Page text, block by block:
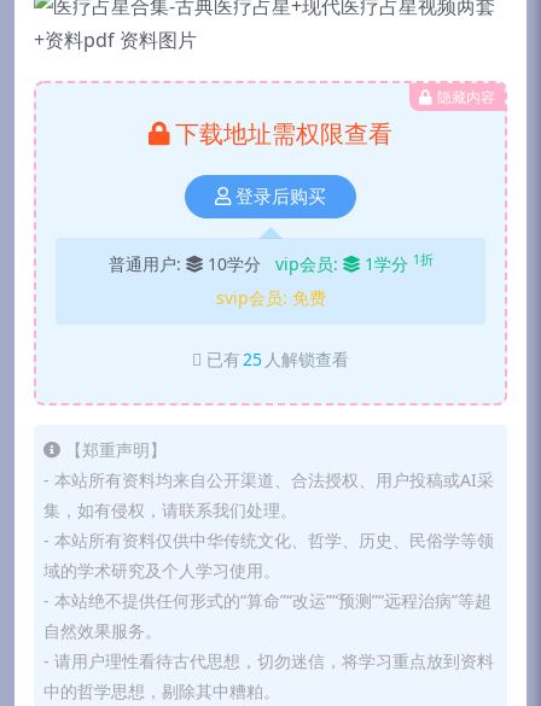
隐藏内容
下载地址需权限查看
登录后购买
普通用户: 10学分 vip会员: 1学分 1折
svip会员: 免费
已有25 人解锁查看
【郑重声明】
- 本站所有资料均来自公开渠道、合法授权、用户投稿或AI采
集，如有侵权，请联系我们处理。
- 本站所有资料仅供中华传统文化、哲学、历史、民俗学等领
域的学术研究及个人学习使用。
- 本站绝不提供任何形式的“算命”“改运”“预测”“远程治病”等超
自然效果服务。
- 请用户理性看待古代思想，切勿迷信，将学习重点放到资料
中的哲学思想，剔除其中糟粕。